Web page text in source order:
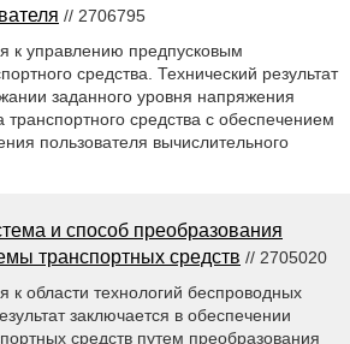
// 2706795
к управлению предпусковым
средства. Технический результат
заданного уровня напряжения
транспортного средства с обеспечением
пользователя вычислительного
и способ преобразования
транспортных средств // 2705020
к области технологий беспроводных
заключается в обеспечении
средств путем преобразования